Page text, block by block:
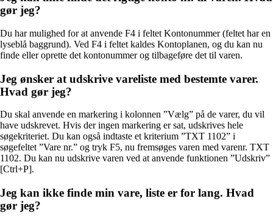
gør jeg?
Du har mulighed for at anvende F4 i feltet Kontonummer (feltet har en
lyseblå baggrund). Ved F4 i feltet kaldes Kontoplanen, og du kan nu
finde eller oprette det kontonummer og tilbageføre det til varen.
Jeg ønsker at udskrive vareliste med bestemte varer.
Hvad gør jeg?
Du skal anvende en markering i kolonnen ”Vælg” på de varer, du vil
have udskrevet. Hvis der ingen markering er sat, udskrives hele
søgekriteriet. Du kan også indtaste et kriterium ”TXT 1102” i
søgefeltet ”Vare nr.” og tryk F5, nu fremsøges varen med varenr. TXT
1102. Du kan nu udskrive varen ved at anvende funktionen ”Udskriv”
[Ctrl+P].
Jeg kan ikke finde min vare, liste er for lang. Hvad
gør jeg?